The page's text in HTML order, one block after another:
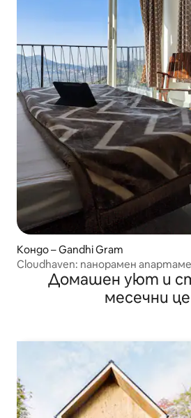
Кондо – Gandhi Gram
Cloudhaven: панорамен
Изглед към хълма Касаули
Домашен уют и
месечни